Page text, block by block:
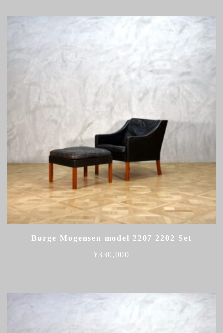
Børge Mogensen model 2207 2202 Set
¥330,000